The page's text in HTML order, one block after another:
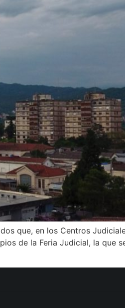
que, en los Centros
de la Feria Judicial, la que